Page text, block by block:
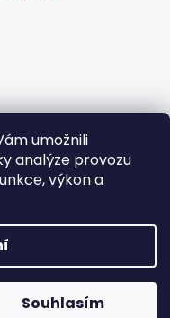
umožnili
analýze provozu
výkon a
Souhlasím
Handmade. Všechna